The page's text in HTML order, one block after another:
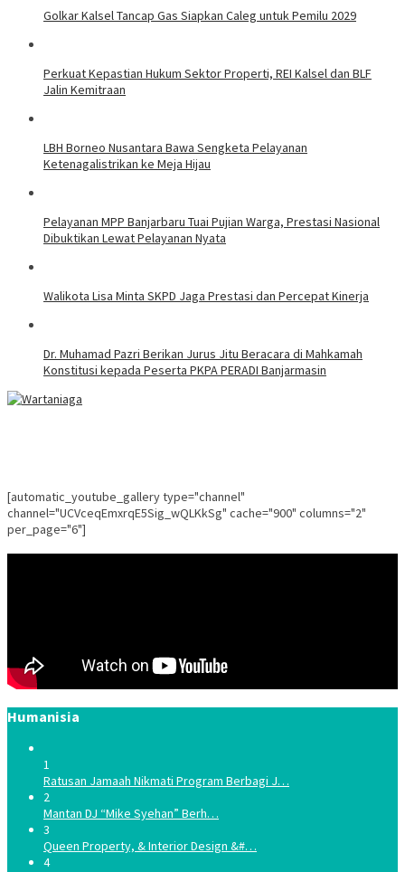
Golkar Kalsel Tancap Gas Siapkan Caleg untuk Pemilu 2029
Perkuat Kepastian Hukum Sektor Properti, REI Kalsel dan BLF
Jalin Kemitraan
LBH Borneo Nusantara Bawa Sengketa Pelayanan
Ketenagalistrikan ke Meja Hijau
Pelayanan MPP Banjarbaru Tuai Pujian Warga, Prestasi Nasional
Dibuktikan Lewat Pelayanan Nyata
Walikota Lisa Minta SKPD Jaga Prestasi dan Percepat Kinerja
Dr. Muhamad Pazri Berikan Jurus Jitu Beracara di Mahkamah
Konstitusi kepada Peserta PKPA PERADI Banjarmasin
[automatic_youtube_gallery type="channel"
channel="UCVceqEmxrqE5Sig_wQLKkSg" cache="900" columns="2"
per_page="6"]
Humanisia
1
Ratusan Jamaah Nikmati Program Berbagi J…
2
Mantan DJ “Mike Syehan” Berh…
3
Queen Property, & Interior Design &#…
4